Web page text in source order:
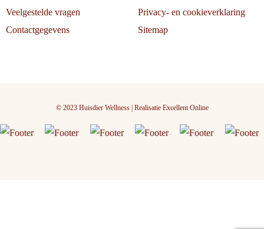
Veelgestelde vragen
Contactgegevens
Privacy- en cookieverklaring
Sitemap
© 2023 Huisdier Wellness | Realisatie Excellent Online